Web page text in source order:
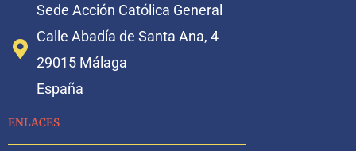
Sede Acción Católica General
Calle Abadía de Santa Ana, 4
29015 Málaga
España
ENLACES